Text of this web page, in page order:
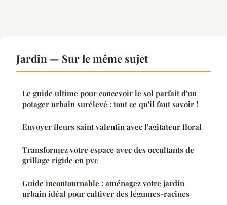
Jardin — Sur le même sujet
Le guide ultime pour concevoir le sol parfait d'un
potager urbain surélevé : tout ce qu'il faut savoir !
Envoyer fleurs saint valentin avec l'agitateur floral
Transformez votre espace avec des occultants de
grillage rigide en pvc
Guide incontournable : aménagez votre jardin
urbain idéal pour cultiver des légumes-racines